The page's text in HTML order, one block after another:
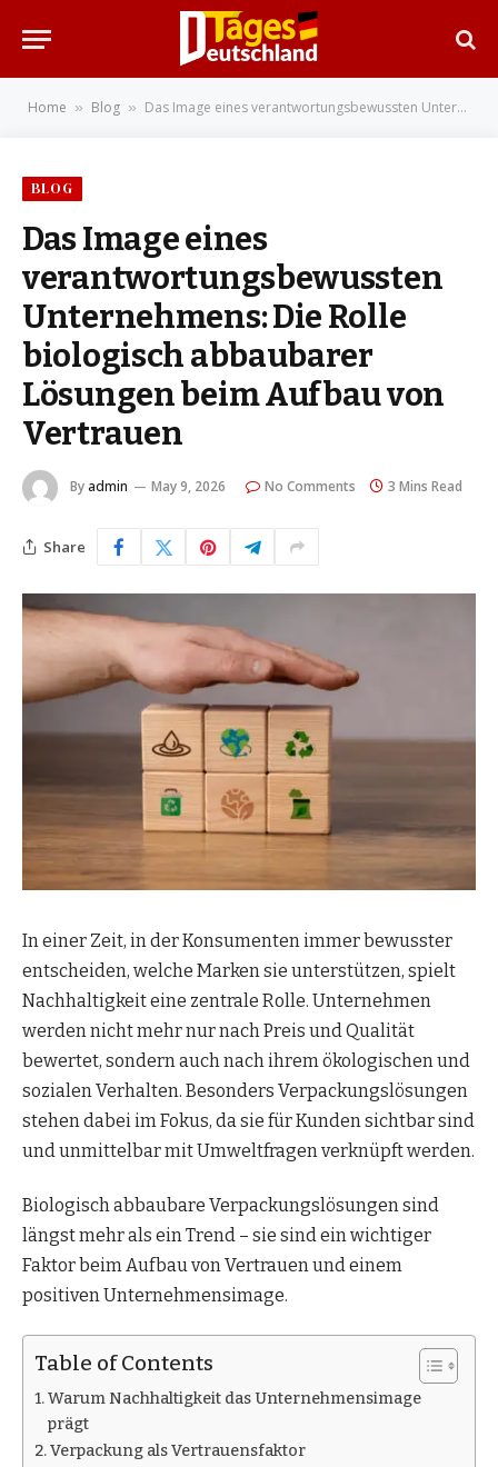
Home » Blog » Das Image eines verantwortungsbewussten Unternehmens: Die Rolle biologisch abbaubarer Lösungen beim Aufbau von Vertrauen
BLOG
Das Image eines
verantwortungsbewussten
Unternehmens: Die Rolle
biologisch abbaubarer
Lösungen beim Aufbau von
Vertrauen
By admin May 9, 2026 No Comments 3 Mins Read
Share
In einer Zeit, in der Konsumenten immer bewusster
entscheiden, welche Marken sie unterstützen, spielt
Nachhaltigkeit eine zentrale Rolle. Unternehmen
werden nicht mehr nur nach Preis und Qualität
bewertet, sondern auch nach ihrem ökologischen und
sozialen Verhalten. Besonders Verpackungslösungen
stehen dabei im Fokus, da sie für Kunden sichtbar sind
und unmittelbar mit Umweltfragen verknüpft werden.
Biologisch abbaubare Verpackungslösungen sind
längst mehr als ein Trend – sie sind ein wichtiger
Faktor beim Aufbau von Vertrauen und einem
positiven Unternehmensimage.
Table of Contents
Warum Nachhaltigkeit das Unternehmensimage
prägt
Verpackung als Vertrauensfaktor